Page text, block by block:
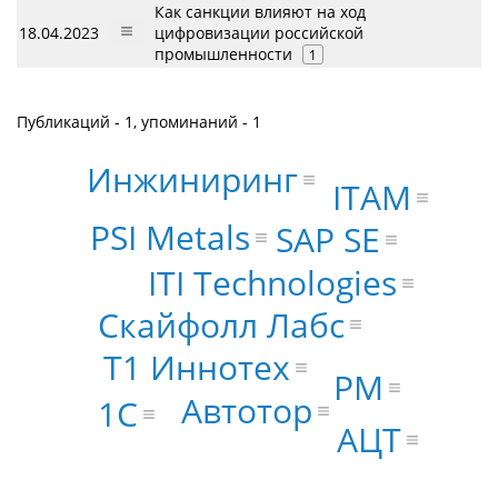
18.04.2023
Как санкции влияют на ход
цифровизации российской
промышленности
1
Публикаций - 1, упоминаний - 1
Скайфолл Лабс
ITI Technologies
Т1 Иннотех
1С
SAP SE
PSI Metals
Автотор
АЦТ
PM
ITAM
Инжиниринг